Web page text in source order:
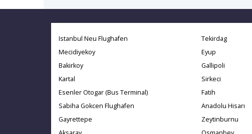
Istanbul Neu Flughafen
Mecidiyekoy
Bakirkoy
Kartal
Esenler Otogar (Bus Terminal)
Sabiha Gokcen Flughafen
Gayrettepe
Tekirdag
Eyup
Gallipoli
Sirkeci
Fatih
Anadolu Hisarı
Zeytinburnu